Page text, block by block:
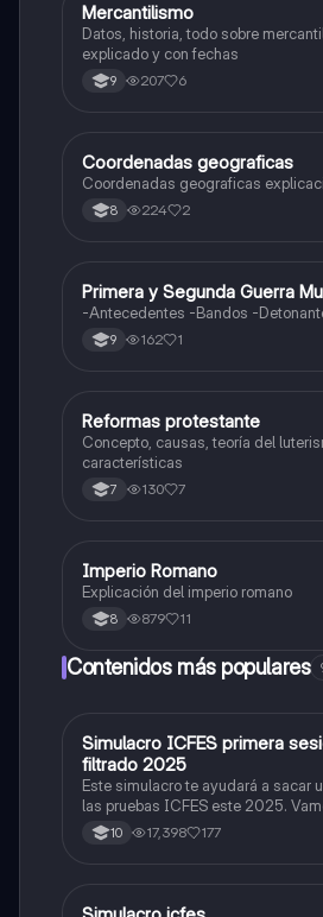
Sociales/Historia
Mercantilismo
Datos, historia, todo sobre
explicado y con fechas
9 207 6
Sociales/Historia
Coordenadas geograficas
Coordenadas geograficas
8 224 2
Sociales/Historia
Primera y Segunda Guerra
9 162 1
Sociales/Historia
Reformas protestante
Concepto, causas, teoría del
características
7 130 7
Sociales/Historia
Imperio Romano
Explicación del imperio romano
8 879 11
Contenidos más populares
ICFES: Matemáticas
Simulacro ICFES primera
filtrado 2025
Este simulacro te ayudará a sacar
las pruebas ICFES este 2025.
500/500. Y poder ser admitido en
quieras, estudiar la carrera que
10 17,398 177